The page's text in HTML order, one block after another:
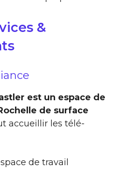
&
est un espace de
de surface
accueillir les télé-
de travail